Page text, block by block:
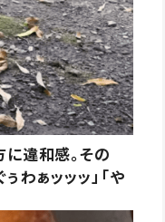
違和感。その
わぁッッッ」「や